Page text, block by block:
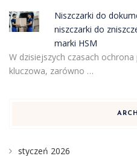
Niszczarki do
niszczarki do
marki HSM
W dzisiejszych czasach
kluczowa, zarówno …
styczeń 2026